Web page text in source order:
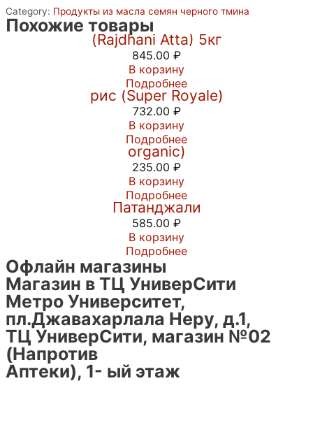
капсулах
quantity
Category: Продукты из масла семян черного тмина
Похожие товары
Мука пшеничная грубого помола
(Rajdhani Atta) 5кг
845.00 ₽
В корзину
Подробнее
Индийский Королевский Басмати
рис (Super Royale)
732.00 ₽
В корзину
Подробнее
Пальмовый сахар джаггери (Jaggery
organic)
235.00 ₽
В корзину
Подробнее
Шампунь Кеш Канти Рита от фирмы
Патанджали
585.00 ₽
В корзину
Подробнее
Офлайн магазины
Магазин в ТЦ УниверСити
Метро Университет,
пл.Джавахарлала Неру, д.1,
ТЦ УниверСити, магазин №02
(Напротив
Аптеки), 1- ый этаж